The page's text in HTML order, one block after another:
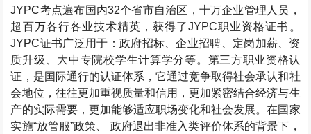
JYPC考点遍布国内32个省市自治区，十万企业管理人员，
超百万各行各业技术精英，获得了JYPC职业资格证书。
JYPC证书广泛用于：政府招标、企业招聘、定岗加薪、资
质升级、大中专院校学生计算学分等。第三方职业资格认
证，是国际通行的认证体系，它通过竞争取得社会承认和社
会地位，往往更加重视质量和信用，更加紧密结合经济与生
产的实际需要，更加能够适应职场变化和社会发展。在国家
实施“放管服”政策、 政府退出非准入类评价体系的背景下，